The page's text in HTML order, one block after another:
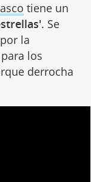
tiene un
. Se
la
los
derrocha